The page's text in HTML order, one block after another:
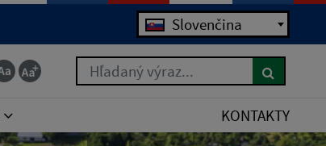
Slovenčina
Hľadaný výraz...
KONTAKTY